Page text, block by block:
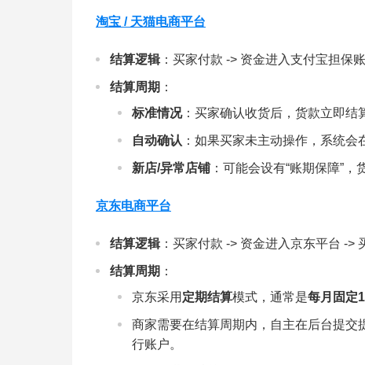
淘宝 / 天猫电商平台
结算逻辑：买家付款 -> 资金进入支付宝担保
结算周期 ：
标准情况：买家确认收货后，货款立即结
自动确认 ：如果买家未主动操作，系统会
新店/异常店铺：可能会设有“账期保障”，
京东电商平台
结算逻辑：买家付款 -> 资金进入京东平台 ->
结算周期 ：
京东采用 定期结算模式，通常是每月固定
商家需要在结算周期内，自主在后台提交
行账户。